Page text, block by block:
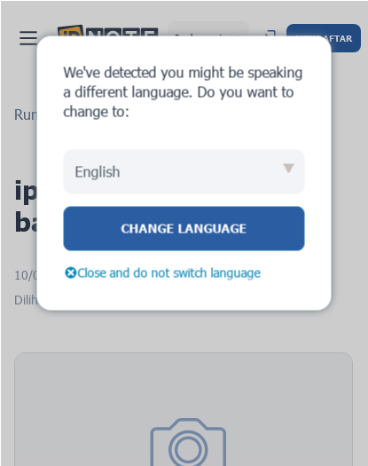
Indonesia MENDAFTAR
Rumah Blog
ipnote.pro: permintaan
baru
10/06/2025
Dilihat: 1342
We've detected you might be speaking
a different language. Do you want to
change to:
English
CHANGE LANGUAGE
Close and do not switch language